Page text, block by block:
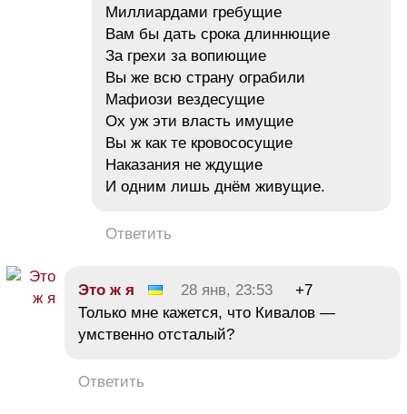
Миллиардами гребущие
Вам бы дать срока длиннющие
За грехи за вопиющие
Вы же всю страну ограбили
Мафиози вездесущие
Ох уж эти власть имущие
Вы ж как те кровососущие
Наказания не ждущие
И одним лишь днём живущие.
Ответить
Это ж я 28 янв, 23:53
+7
Только мне кажется, что Кивалов —
умственно отсталый?
Ответить